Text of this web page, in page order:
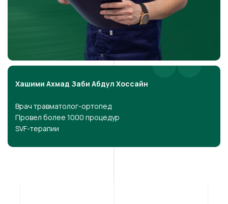
Хашими Ахмад Заби Абдул Хоссайн
Врач травматолог-ортопед
Провел более 1000 процедур
SVF-терапии